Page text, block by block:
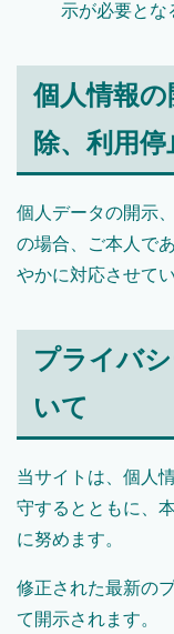
示が必要とな
個人情報の
除、利用停
個人データの開示
の場合、ご本人で
やかに対応させて
プライバ
いて
当サイトは、個人
守するとともに、
に努めます。
修正された最新の
て開示されます。